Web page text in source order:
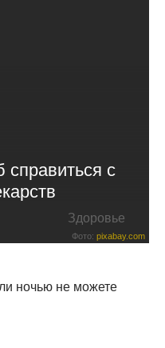
справиться с
Здоровье
Фото: pixabay.com
ночью не можете